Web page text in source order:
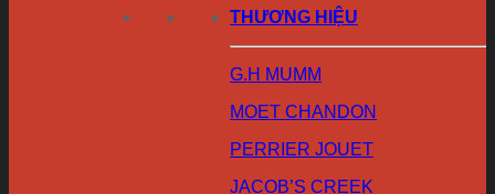
THƯƠNG HIỆU
G.H MUMM
MOET CHANDON
PERRIER JOUET
JACOB’S CREEK